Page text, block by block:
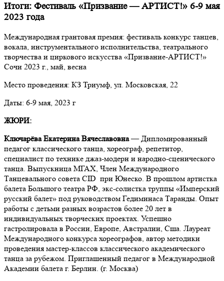
Итоги: Фестиваль «Призвание — АРТИСТ!» 6-9 мая
2023 года
Международная грантовая премия: фестиваль конкурс танцев,
вокала, инструментального исполнительства, театрального
творчества и циркового искусства «Призвание-АРТИСТ!»
Сочи 2023 г., май, весна
Место проведения: КЗ Триумф, ул. Московская, 22
Даты: 6-9 мая, 2023 г
ЖЮРИ:
Ключарёва Екатерина Вячеславовна— Дипломированный
педагог классического танца, хореограф, репетитор,
специалист по технике джаз-модерн и народно-сценического
танца. Выпускница МГАХ, Член Международного
Танцевального совета CID при Юнеско. В прошлом артистка
балета Большого театра РФ, экс-солистка труппы «Имперский
русский балет» под руководством Гедиминаса Таранды. Опыт
работы с детьми разных возрастов более 20 лет в
индивидуальных творческих проектах. Успешно
гастролировала в России, Европе, Австралии, Сша. Лауреат
Международного конкурса хореографов, автор методики
проведения мастер-классов классического академического
танца за рубежом. Приглашенный педагог в Международной
Академии балета г. Берлин. (г. Москва)